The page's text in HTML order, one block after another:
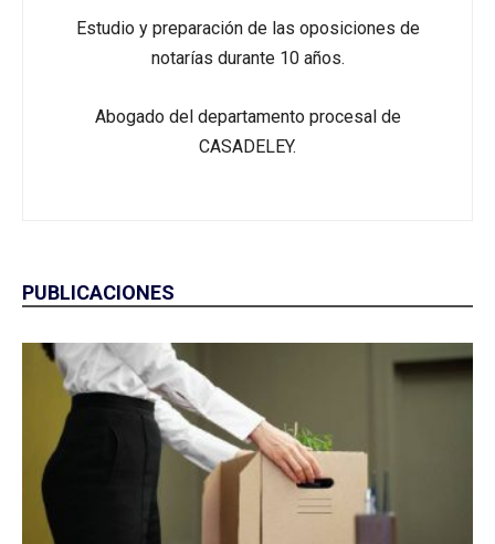
Estudio y preparación de las oposiciones de
notarías durante 10 años.
Abogado del departamento procesal de
CASADELEY.
PUBLICACIONES